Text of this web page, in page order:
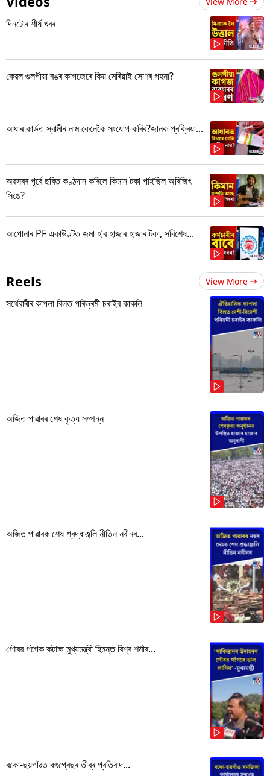
দিনটোৰ শীৰ্ষ খবৰ
কেৱল গুলপীয়া ৰঙৰ কাগজেৰে কিয় মেৰিয়াই সোণৰ গহনা?
আধাৰ কাৰ্ডত স্বামীৰ নাম কেনেকৈ সংযোগ কৰিব?জানক প্ৰক্ৰিয়া...
অৱসৰৰ পূৰ্বে ছবিত কণ্ঠদান কৰিলে কিমান টকা পাইছিল অৰিজিৎ
সিঙে?
আপোনাৰ PF একাউণ্টত জমা হ’ব হাজাৰ হাজাৰ টকা, সবিশেষ...
Reels View More
সৰ্থেবাৰীৰ কাপলা বিলত পৰিভ্ৰমী চৰাইৰ কাকলি
অজিত পাৱাৰৰ শেষ কৃত্য সম্পন্ন
অজিত পাৱাৰক শেষ শ্ৰদ্ধাঞ্জলি নীতিন নবীনৰ...
গৌৰৱ গগৈক কটাক্ষ মুখ্যমন্ত্ৰী হিমন্ত বিশ্ব শৰ্মাৰ...
বকো-ছয়গাঁৱত কংগ্ৰেছৰ তীব্ৰ প্ৰতিবাদ...